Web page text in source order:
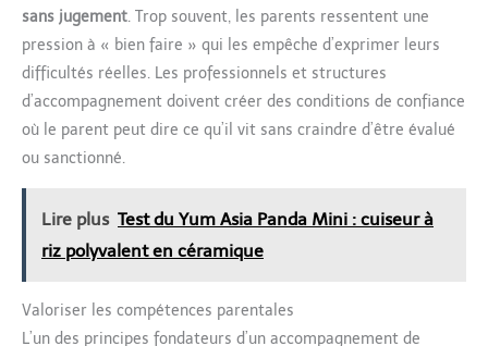
sans jugement. Trop souvent, les parents ressentent une
pression à « bien faire » qui les empêche d’exprimer leurs
difficultés réelles. Les professionnels et structures
d’accompagnement doivent créer des conditions de confiance
où le parent peut dire ce qu’il vit sans craindre d’être évalué
ou sanctionné.
Lire plus Test du Yum Asia Panda Mini : cuiseur à
riz polyvalent en céramique
Valoriser les compétences parentales
L’un des principes fondateurs d’un accompagnement de